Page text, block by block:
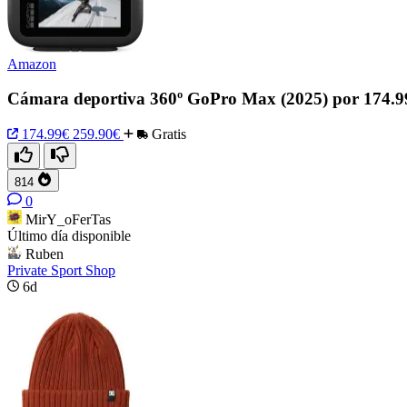
Amazon
Cámara deportiva 360º GoPro Max (2025) por
174.99€ 259.90€ Gratis
814
0
MirY_oFerTas
Último día disponible
Ruben
Private Sport Shop
6d